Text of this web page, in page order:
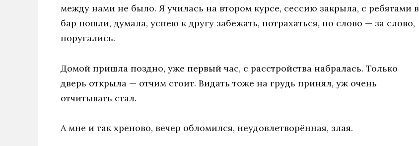
между нами не было. Я училась на втором курсе, сессию закрыла, с ребятами в
бар пошли, думала, успею к другу забежать, потрахаться, но слово — за слово,
поругались.
Домой пришла поздно, уже первый час, с расстройства набралась. Только
дверь открыла — отчим стоит. Видать тоже на грудь принял, уж очень
отчитывать стал.
A мне и так хреново, вечер обломился, неудовлетворённая, злая.